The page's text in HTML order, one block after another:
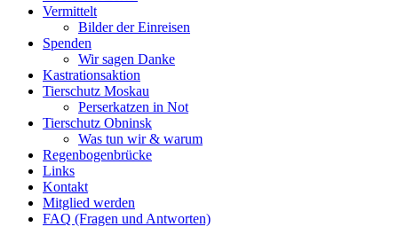
Vermittelt
Bilder der Einreisen
Spenden
Wir sagen Danke
Kastrationsaktion
Tierschutz Moskau
Perserkatzen in Not
Tierschutz Obninsk
Was tun wir & warum
Regenbogenbrücke
Links
Kontakt
Mitglied werden
FAQ (Fragen und Antworten)